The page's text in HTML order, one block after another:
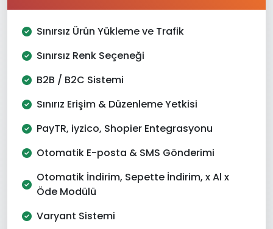
Sınırsız Ürün Yükleme ve Trafik
Sınırsız Renk Seçeneği
B2B / B2C Sistemi
Sınırız Erişim & Düzenleme Yetkisi
PayTR, iyzico, Shopier Entegrasyonu
Otomatik E-posta & SMS Gönderimi
Otomatik İndirim, Sepette İndirim, x Al x
Öde Modülü
Varyant Sistemi